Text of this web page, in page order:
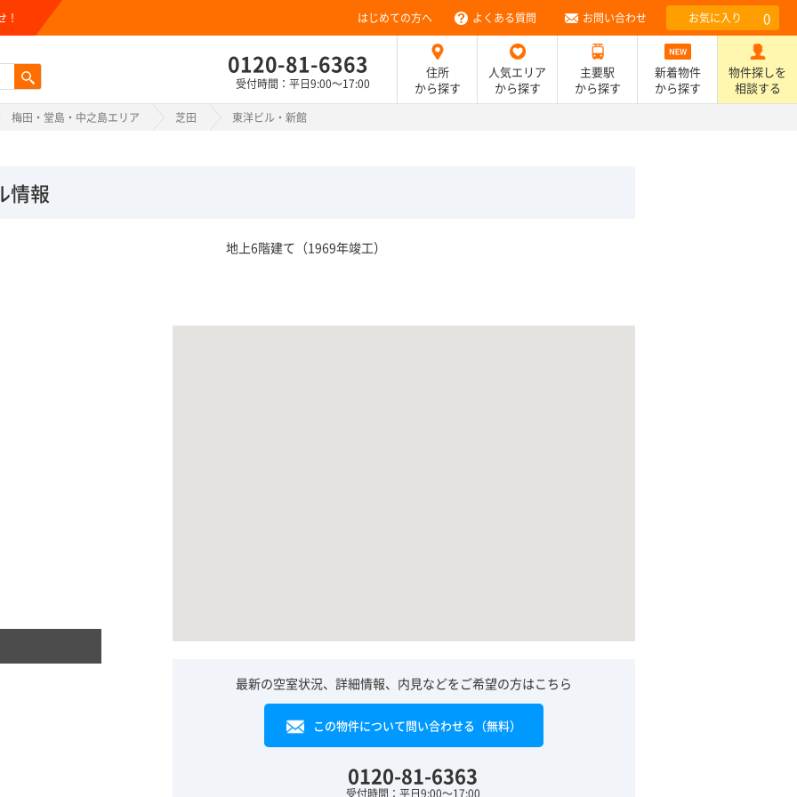
！ はじめての方へ よくある質問 お問い合わせ お気に入り 0
0120-81-6363
受付時間：平日9:00～17:00
住所
から探す
人気エリア
から探す
主要駅
から探す
新着物件
から探す
物件探しを
相談する
梅田・堂島・中之島エリア 芝田 東洋ビル・新館
情報
地上6階建て（1969年竣工）
最新の空室状況、詳細情報、内見などをご希望の方はこちら
この物件について問い合わせる（無料）
0120-81-6363
受付時間：平日9:00～17:00